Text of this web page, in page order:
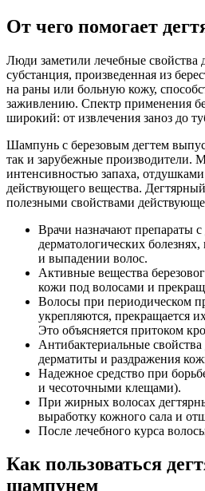
От чего помогает
Люди заметили лечебные свойства
субстанция, произведенная из
на раны или больную кожу,
заживлению. Спектр применения
широкий: от извлечения заноз до
Шампунь с березовым дегтем
так и зарубежные производители.
интенсивностью запаха,
действующего вещества.
полезными свойствами
Врачи назначают препараты с
дерматологических болезнях,
и выпадении волос.
Активные вещества
кожи под волосами и
Волосы при периодическом
укрепляются, прекращается
Это объясняется притоком
Антибактериальные свойства
дерматиты и раздражения
Надежное средство при
и чесоточными клещами).
При жирных волосах
выработку кожного сала и
После лечебного курса
Как пользоваться
шампунем